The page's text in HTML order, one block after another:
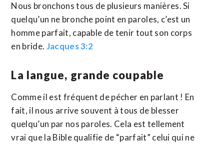
Nous bronchons tous de plusieurs manières. Si
quelqu’un ne bronche point en paroles, c’est un
homme parfait, capable de tenir tout son corps
en bride. Jacques 3:2
La langue, grande coupable
Comme il est fréquent de pécher en parlant ! En
fait, il nous arrive souvent à tous de blesser
quelqu’un par nos paroles. Cela est tellement
vrai que la Bible qualifie de “parfait” celui qui ne